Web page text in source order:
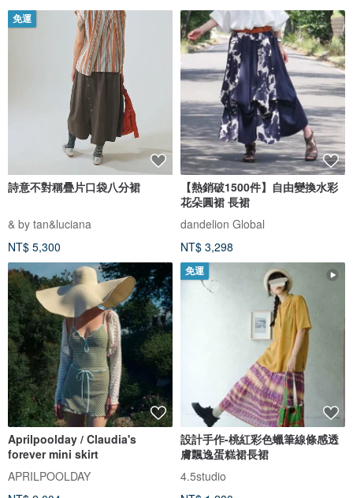
免運
詩意不對稱疊片口袋八分裙
& by tan&luciana
NT$ 5,300
【熱銷破1500件】自由變換水彩
花朵圓裙 長裙
dandelion Global
NT$ 3,298
Aprilpoolday / Claudia's
forever mini skirt
APRILPOOLDAY
免運
設計手作-桃紅彩色蠟筆線條感透
膚飄逸蛋糕裙長裙
4.5studio